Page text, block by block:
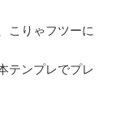
こりゃフツーに
テンプレでプレ